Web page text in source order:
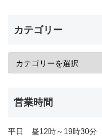
カテゴリー
営業時間
平日 昼12時～19時30分